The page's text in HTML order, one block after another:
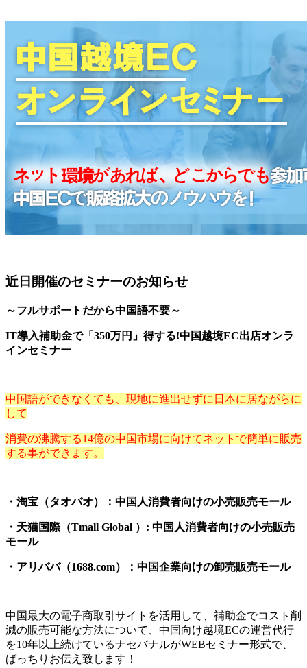
近日開催のセミナーのお知らせ
～フルサポートだから中国語不要～
IT導入補助金で「350万円」得する!中国越境EC出店オンラ
インセミナー
中国語ができなくても、現地に進出せずに日本に居ながらに
して
消費の沸騰する14億の中国市場に向けてネットで簡単に販売
する事ができます。
・淘宝（タオバオ）：中国人消費者向けの小売販売モール
・天猫国際（Tmall Global ）: 中国人消費者向けの小売販売
モール
・アリババ（1688.com）：中国企業向けの卸売販売モール
中国最大の電子商取引サイトを活用して、補助金でコスト削
減の販売可能な方法について、中国向け越境ECの運営代行
を10年以上続けているナセバナルがWEBセミナー形式で、
ばっちりお伝え致します！